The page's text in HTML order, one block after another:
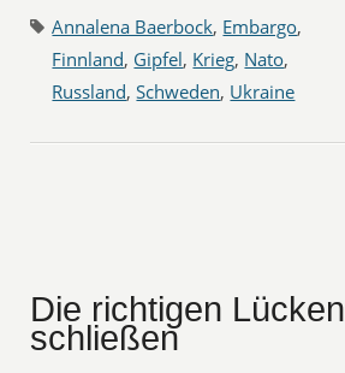
Annalena Baerbock, Embargo,
Finnland, Gipfel, Krieg, Nato,
Russland,Schweden, Ukraine
Die richtigen Lücken
schließen